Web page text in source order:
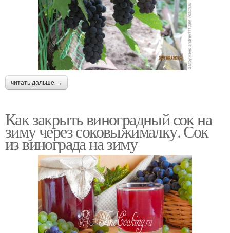
читать дальше →
Как закрыть виноградный сок на
зиму через соковыжималку. Сок
из винограда на зиму